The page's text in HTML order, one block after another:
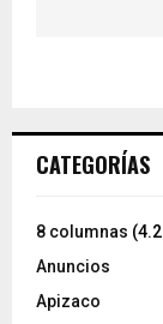
CATEGORÍAS
8 columnas
Anuncios
Apizaco